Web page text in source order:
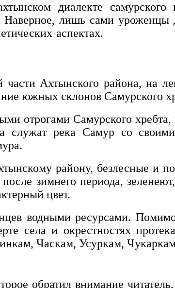
диалекте
лишь сами уроженцы
аспектах.
части Ахтынского района, на
южных склонов Самурского
отрогами Самурского
служат река Самур со
району, безлесные и
зимнего периода,
цвет.
водными ресурсами.
села и окрестностях
Часкам, Усуркам,
обратил внимание